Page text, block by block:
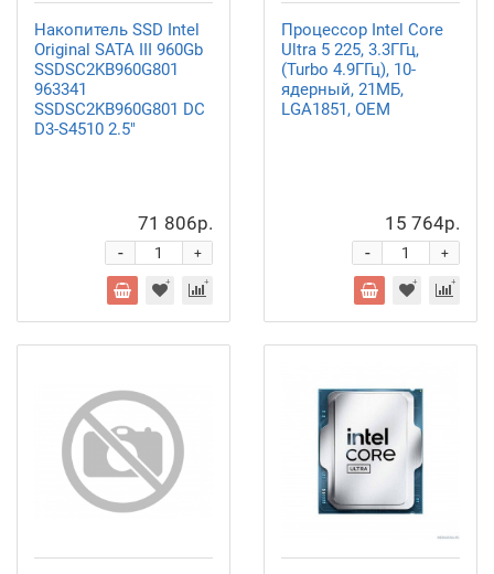
Накопитель SSD Intel
Original SATA III 960Gb
SSDSC2KB960G801
963341
SSDSC2KB960G801 DC
D3-S4510 2.5"
71 806р.
+
-
Процессор Intel Core
Ultra 5 225, 3.3ГГц,
(Turbo 4.9ГГц), 10-
ядерный, 21МБ,
LGA1851, OEM
15 764р.
+
-